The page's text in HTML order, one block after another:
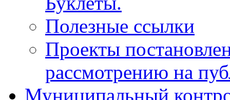
Полезные ссылки
Проекты
рассмотрению на
Муниципальный